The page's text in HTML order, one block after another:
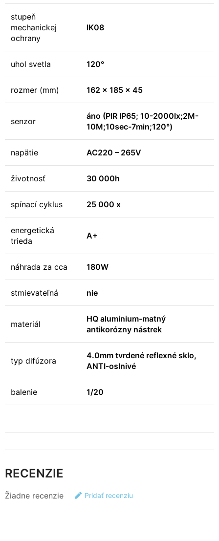
stupeň
mechanickej
ochrany
IK08
uhol svetla 120°
rozmer (mm) 162 x 185 x 45
senzor
áno (PIR IP65; 10-2000lx;2M-
10M;10sec-7min;120°)
napätie AC220 – 265V
životnosť 30 000h
spínací cyklus 25 000 x
energetická
trieda
A+
náhrada za cca 180W
stmievateľná nie
materiál
HQ aluminium-matný
antikorózny nástrek
typ difúzora
4.0mm tvrdené reflexné sklo,
ANTI-oslnivé
balenie 1/20
RECENZIE
Žiadne recenzie Pridať recenziu